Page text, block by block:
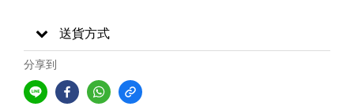
送貨方式
分享到